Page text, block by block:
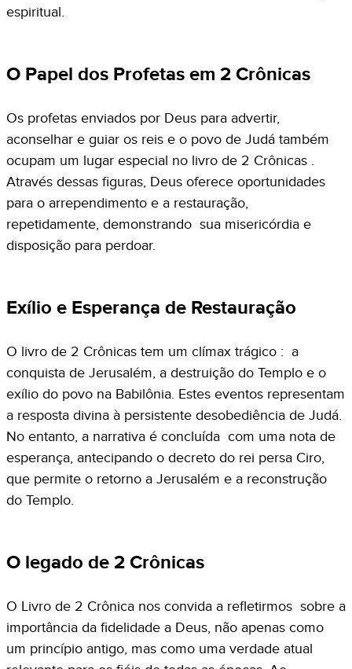
espiritual.
O Papel dos Profetas em 2 Crônicas
Os profetas enviados por Deus para advertir,
aconselhar e guiar os reis e o povo de Judá também
ocupam um lugar especial no livro de 2 Crônicas .
Através dessas figuras, Deus oferece oportunidades
para o arrependimento e a restauração,
repetidamente, demonstrando sua misericórdia e
disposição para perdoar.
Exílio e Esperança de Restauração
O livro de 2 Crônicas tem um clímax trágico : a
conquista de Jerusalém, a destruição do Templo e o
exílio do povo na Babilônia. Estes eventos representam
a resposta divina à persistente desobediência de Judá.
No entanto, a narrativa é concluída com uma nota de
esperança, antecipando o decreto do rei persa Ciro,
que permite o retorno a Jerusalém e a reconstrução
do Templo.
O legado de 2 Crônicas
O Livro de 2 Crônica nos convida a refletirmos sobre a
importância da fidelidade a Deus, não apenas como
um princípio antigo, mas como uma verdade atual